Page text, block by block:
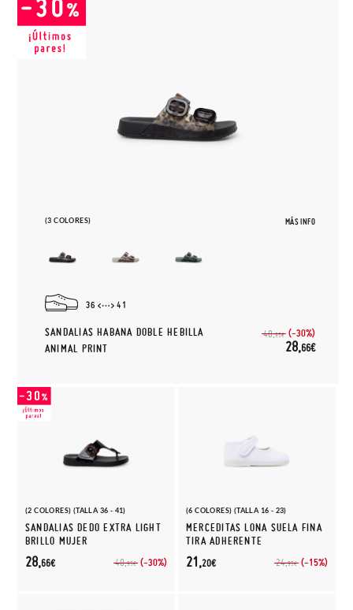
(3 COLORES) MÁS INFO
36 41
SANDALIAS HABANA DOBLE HEBILLA
ANIMAL PRINT
40,95€ (-30%)
28,66€
(2 COLORES) (TALLA 36 - 41)
SANDALIAS DEDO EXTRA LIGHT
BRILLO MUJER
40,95€ (-30%)
28,66€
(6 COLORES) (TALLA 16 - 23)
MERCEDITAS LONA SUELA FINA
TIRA ADHERENTE
24,95€ (-15%)
21,20€